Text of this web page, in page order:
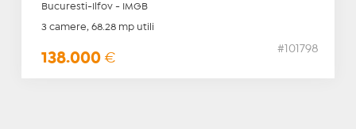
Bucuresti-Ilfov - IMGB
3 camere, 68.28 mp utili
138.000 €
#101798